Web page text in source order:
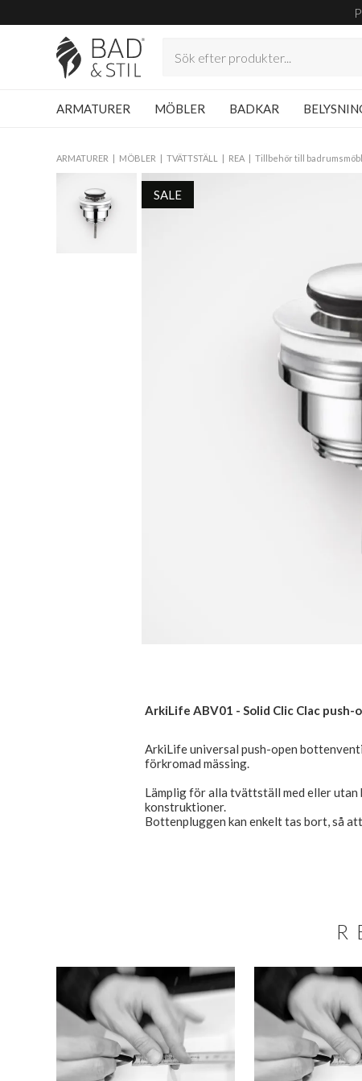
ARMATURER MÖBLER BADKAR
ARMATURER MÖBLER TVÄTTSTÄLL REA Tillbehör till
SALE
ArkiLife ABV01 - Solid Clic Clac
ArkiLife universal push-open
förkromad mässing.
Lämplig för alla tvättställ med eller
konstruktioner.
Bottenpluggen kan enkelt tas bort, så